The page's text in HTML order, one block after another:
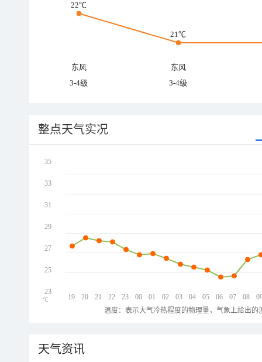
22℃
21℃
东风
东风
3-4级
3-4级
整点天气实况
19 20 21 22 23 00 01 02 03 04 05 06 07 08
35
33
31
29
27
25
23
℃
温度：表示大气冷热程度的物理量，气象上给出
天气资讯